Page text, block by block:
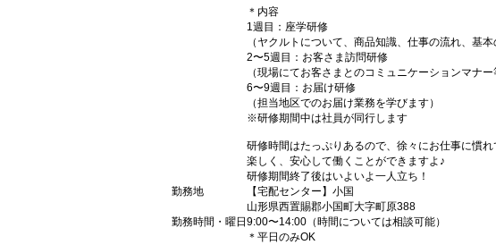
＊内容
1週目：座学研修
（ヤクルトについて、商品知識、仕事の流れ、基本
2〜5週目：お客さま訪問研修
（現場にてお客さまとのコミュニケーションマナー
6〜9週目：お届け研修
（担当地区でのお届け業務を学びます）
※研修期間中は社員が同行します
研修時間はたっぷりあるので、徐々にお仕事に慣れ
楽しく、安心して働くことができますよ♪
研修期間終了後はいよいよ一人立ち！
勤務地
【宅配センター】小国
山形県西置賜郡小国町大字町原388
勤務時間・曜日 9:00〜14:00（時間については相談可能）
＊平日のみOK